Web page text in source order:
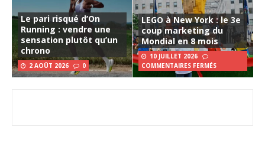
Le pari risqué d’On
Running : vendre une
sensation plutôt qu’un
chrono
2 AOÛT 2026 0
LEGO à New York : le 3e
coup marketing du
Mondial en 8 mois
10 JUILLET 2026
COMMENTAIRES FERMÉS